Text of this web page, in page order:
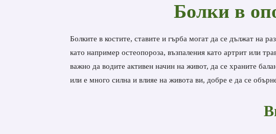
Болки в
Болките в костите, ставите и гърба могат да се дължат на
като например остеопороза, възпаления като артрит или
важно да водите активен начин на живот, да се храните
или е много силна и влияе на живота ви, добре е да се